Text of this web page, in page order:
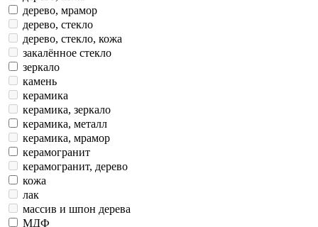
дерево, керамогранит
дерево, кожа
дерево, мрамор
дерево, стекло
дерево, стекло, кожа
закалённое стекло
зеркало
камень
керамика
керамика, зеркало
керамика, металл
керамика, мрамор
керамогранит
керамогранит, дерево
кожа
лак